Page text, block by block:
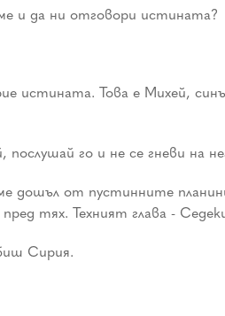
и да ни отговори истината?
истината. Това е Михей,
го и не се гневи на
дошъл от пустинните
тях. Техният глава -
Сирия.